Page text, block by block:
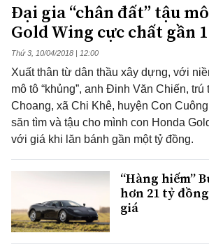
Đại gia “chân đất” tậu
Gold Wing cực chất gần
Thứ 3, 10/04/2018 | 12:00
Xuất thân từ dân thầu xây dựng, với
mô tô “khủng”, anh Đinh Văn Chiến, trú
Choang, xã Chi Khê, huyện Con
săn tìm và tậu cho mình con Honda
với giá khi lăn bánh gần một tỷ đồng.
“Hàng hiếm”
hơn 21 tỷ
giá